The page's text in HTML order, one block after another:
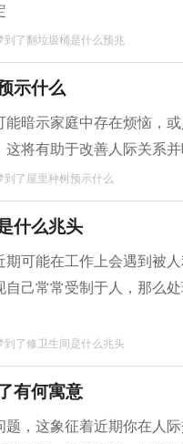
到了翻垃圾桶是什么预兆
示什么
能暗示家庭中存在烦恼，
这将有助于改善人际关系
到了屋里种树预示什么
什么兆头
可能在工作上会遇到被
自己常常受制于人，那么
到了修卫生间是什么兆头
有何寓意
题，这象征着近期你在人